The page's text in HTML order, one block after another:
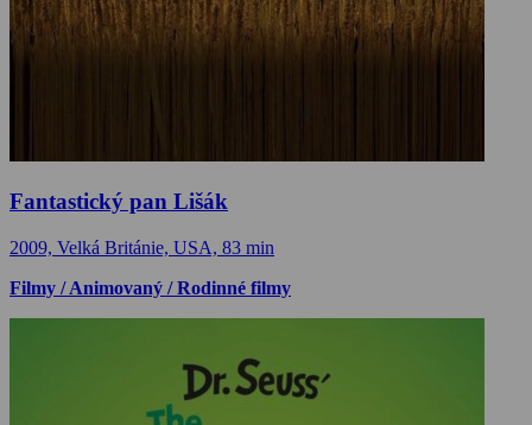
Fantastický pan Lišák
2009, Velká Británie, USA, 83 min
Filmy / Animovaný / Rodinné filmy